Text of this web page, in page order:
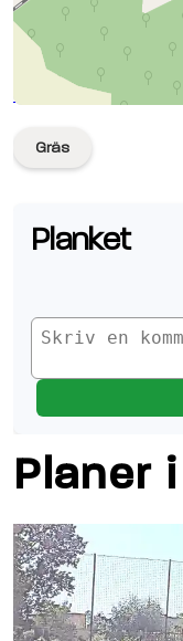
Se planen på
Gräs
Planket
Planer